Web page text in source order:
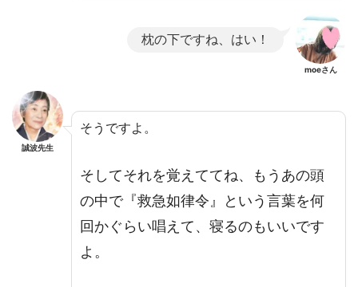
枕の下ですね、はい！
moeさん
誠波先生
そうですよ。
そしてそれを覚えててね、もうあの頭
の中で『救急如律令』という言葉を何
回かぐらい唱えて、寝るのもいいです
よ。